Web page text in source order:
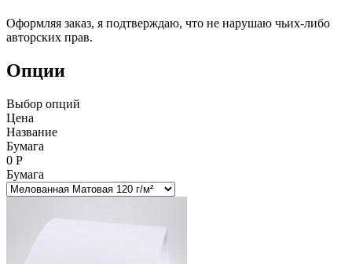
Оформляя заказ, я подтверждаю, что не нарушаю чьих-либо
авторских прав.
Опции
Выбор опций
Цена
Название
Бумага
0 Р
Бумага